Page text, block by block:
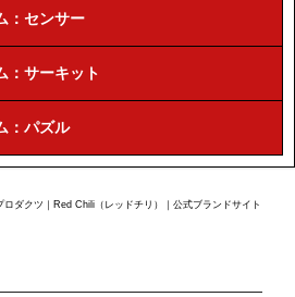
：センサー
：サーキット
：パズル
ダクツ｜Red Chili（レッドチリ）｜公式ブランドサイト